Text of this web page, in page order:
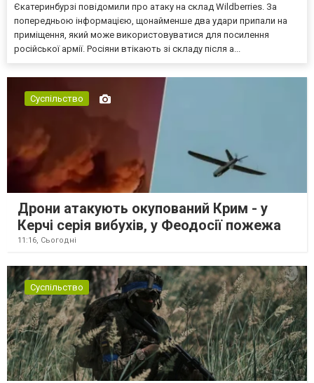
Єкатеринбурзі повідомили про атаку на склад Wildberries. За
попередньою інформацією, щонайменше два удари припали на
приміщення, який може використовуватися для посилення
російської армії. Росіяни втікають зі складу після а...
Суспільство
Дрони атакують окупований Крим - у
Керчі серія вибухів, у Феодосії пожежа
11:16, Сьогодні
Суспільство